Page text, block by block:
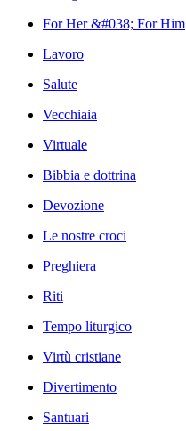
For Her &#038; For Him
Lavoro
Salute
Vecchiaia
Virtuale
Bibbia e dottrina
Devozione
Le nostre croci
Preghiera
Riti
Tempo liturgico
Virtù cristiane
Divertimento
Santuari